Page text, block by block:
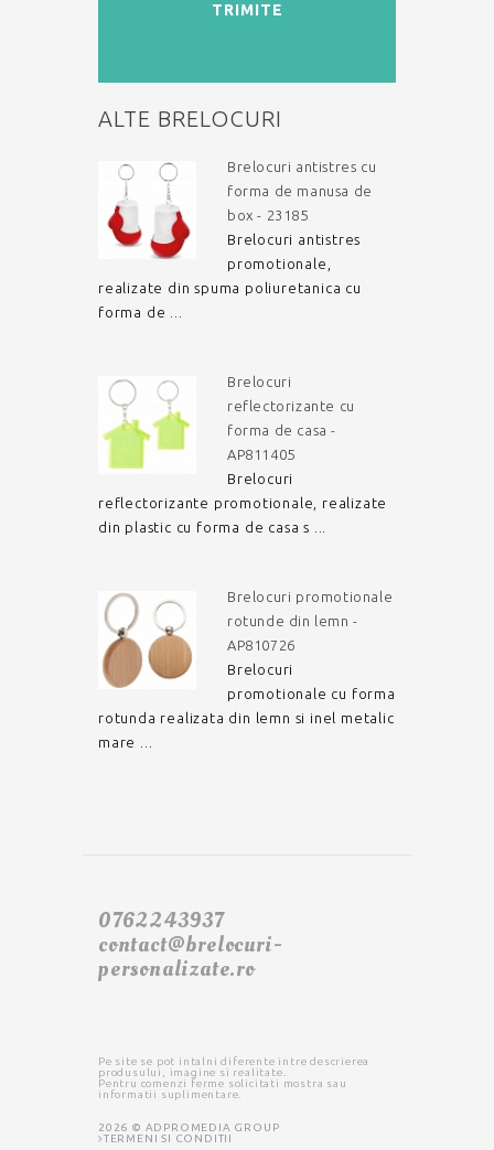
TRIMITE
ALTE BRELOCURI
Brelocuri antistres cu
forma de manusa de
box - 23185
Brelocuri antistres
promotionale,
realizate din spuma poliuretanica cu
forma de ...
Brelocuri
reflectorizante cu
forma de casa -
AP811405
Brelocuri
reflectorizante promotionale, realizate
din plastic cu forma de casa s ...
Brelocuri promotionale
rotunde din lemn -
AP810726
Brelocuri
promotionale cu forma
rotunda realizata din lemn si inel metalic
mare ...
0762243937
contact@brelocuri-
personalizate.ro
Pe site se pot intalni diferente intre descrierea
produsului, imagine si realitate.
Pentru comenzi ferme solicitati mostra sau
informatii suplimentare.
2026 © ADPROMEDIA GROUP
TERMENI SI CONDITII